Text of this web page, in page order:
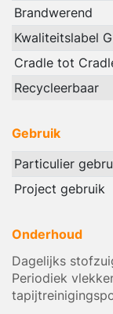
Brandwerend
Kwaliteitslabel
Cradle tot
Recycleerbaar
Gebruik
Particulier
Project gebruik
Onderhoud
Dagelijks
Periodiek